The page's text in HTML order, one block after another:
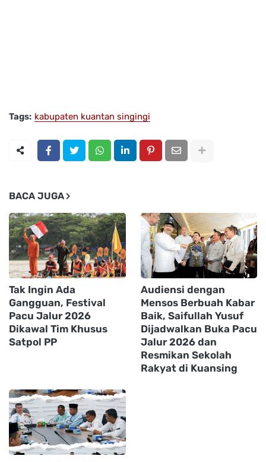
Tags: kabupaten kuantan singingi
BACA JUGA
Tak Ingin Ada
Gangguan, Festival
Pacu Jalur 2026
Dikawal Tim Khusus
Satpol PP
Audiensi dengan
Mensos Berbuah Kabar
Baik, Saifullah Yusuf
Dijadwalkan Buka Pacu
Jalur 2026 dan
Resmikan Sekolah
Rakyat di Kuansing